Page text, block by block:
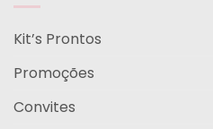
Kit’s Prontos
Promoções
Convites